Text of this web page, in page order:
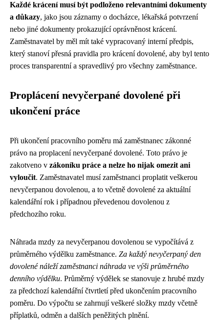
Každé krácení musí být podloženo relevantními dokumenty
a důkazy, jako jsou záznamy o docházce, lékařská potvrzení
nebo jiné dokumenty prokazující oprávněnost krácení.
Zaměstnavatel by měl mít také vypracovaný interní předpis,
který stanoví přesná pravidla pro krácení dovolené, aby byl tento
proces transparentní a spravedlivý pro všechny zaměstnance.
Proplácení nevyčerpané dovolené při
ukončení práce
Při ukončení pracovního poměru má zaměstnanec zákonné
právo na proplacení nevyčerpané dovolené. Toto právo je
zakotveno v zákoníku práce a nelze ho nijak omezit ani
vyloučit. Zaměstnavatel musí zaměstnanci proplatit veškerou
nevyčerpanou dovolenou, a to včetně dovolené za aktuální
kalendářní rok i případnou převedenou dovolenou z
předchozího roku.
Náhrada mzdy za nevyčerpanou dovolenou se vypočítává z
průměrného výdělku zaměstnance. Za každý nevyčerpaný den
dovolené náleží zaměstnanci náhrada ve výši průměrného
denního výdělku. Průměrný výdělek se stanovuje z hrubé mzdy
za předchozí kalendářní čtvrtletí před ukončením pracovního
poměru. Do výpočtu se zahrnují veškeré složky mzdy včetně
příplatků, odměn a dalších peněžitých plnění.